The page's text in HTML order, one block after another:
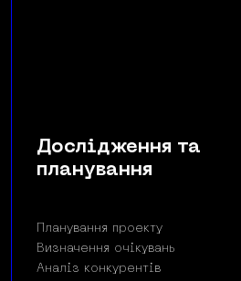
Дослідження та
планування
Планування проекту
Визначення очікувань
Аналіз конкурентів